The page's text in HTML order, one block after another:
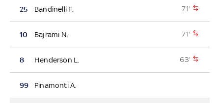
25 Bandinelli F. 71'
10 Bajrami N. 71'
8 Henderson L. 63'
99 Pinamonti A.